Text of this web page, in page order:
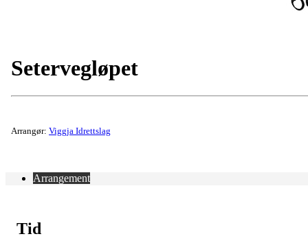
Setervegløpet
Arrangør: Viggja Idrettslag
Arrangement
Tid